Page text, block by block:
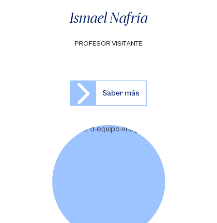
Ismael Nafría
PROFESOR VISITANTE
Saber más